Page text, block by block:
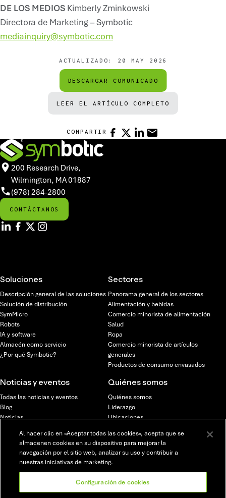
DE LOS MEDIOS Kimberly Zminkowski
Directora de Marketing – Symbotic
mediainquiry@symbotic.com
ACTUALIZADO: 20 MAY 2026
DESCARGAR COMUNICADO
LEER EL ARTÍCULO COMPLETO
COMPARTIR FACEBOOK
X LINKEDIN
CORREO
200 Research Drive,
Wilmington, MA 01887
(978) 284-2800
CONTÁCTANOS
Soluciones
Descripción general de las soluciones
Solución de distribución
SymMicro
Robots
IA y software
Almacén como servicio
¿Por qué Symbotic?
Sectores
Panorama general de los sectores
Alimentación y bebidas
Comercio minorista de alimentación
Salud
Ropa
Comercio minorista de artículos
generales
Productos de consumo envasados
Noticias y eventos
Todas las noticias y eventos
Blog
Noticias
Quiénes somos
Quiénes somos
Liderazgo
Ubicaciones
Oportunidades
profesionales
Resumen de oportunidades
Puestos vacantes
Al hacer clic en «Aceptar todas las cookies», acepta que se
almacenen cookies en su dispositivo para mejorar la
navegación por el sitio web, analizar su uso y contribuir a
nuestras iniciativas de marketing.
Configuración de cookies